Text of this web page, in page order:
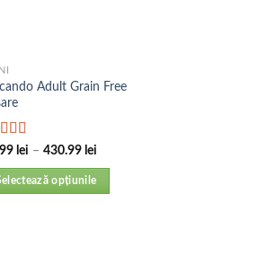
Adult Grain Free
la
lei – 430.99 lei
opțiunile